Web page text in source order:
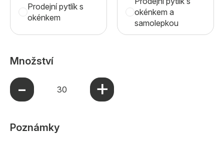
Prodejní pytlík s
okénkem
okénkem a
samolepkou
Množství
- +
Poznámky